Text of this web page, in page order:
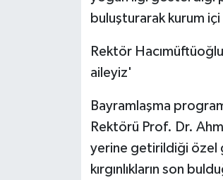
buluşturarak kurum
Rektör
aileyiz'
Bayramlaşma
Rektörü Prof. Dr.
yerine getirildiği özel
kırgınlıkların son
SPOR HABERLERİ